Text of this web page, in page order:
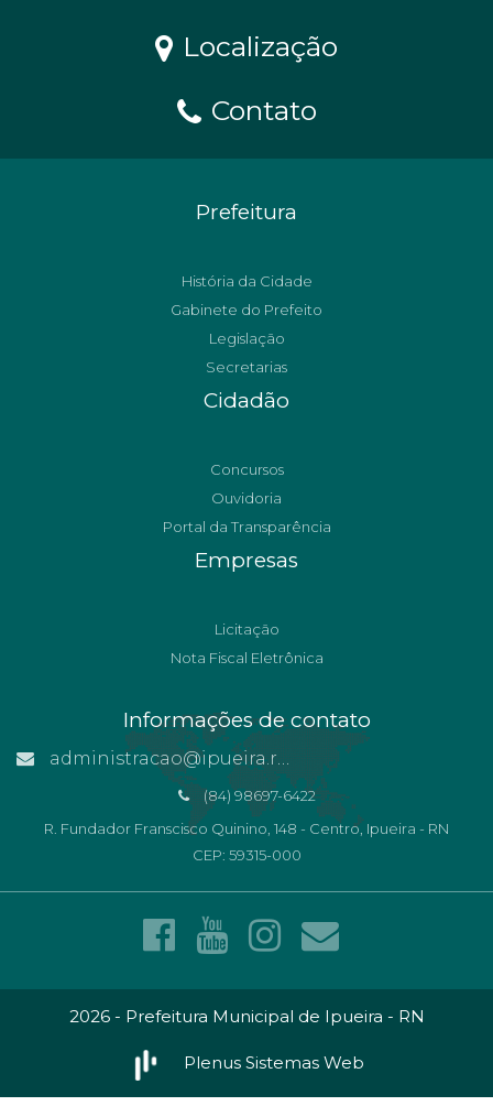
Localização
Contato
Prefeitura
História da Cidade
Gabinete do Prefeito
Legislação
Secretarias
Cidadão
Concursos
Ouvidoria
Portal da Transparência
Empresas
Licitação
Nota Fiscal Eletrônica
Informações de contato
administracao@ipueira.rn.gov.br
(84) 98697-6422
R. Fundador Franscisco Quinino, 148 - Centro, Ipueira - RN
CEP: 59315-000
2026 - Prefeitura Municipal de Ipueira - RN
Plenus Sistemas Web